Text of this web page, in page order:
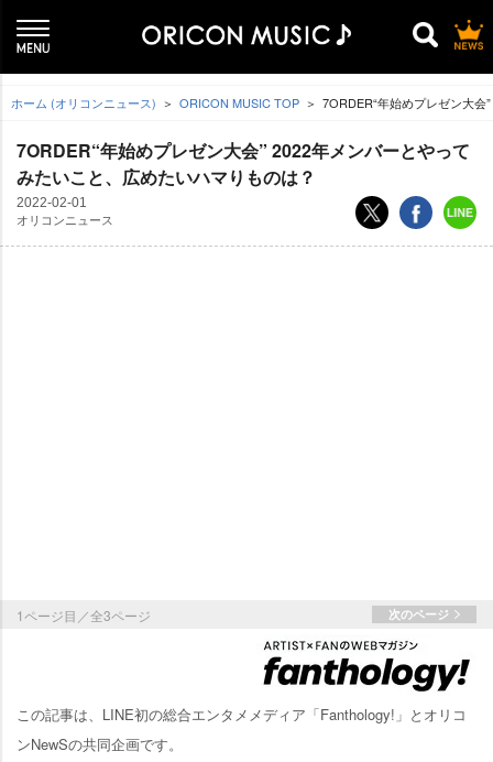
ホーム (オリコンニュース) ORICON MUSIC TOP 7ORDER“年始めプレゼン大
7ORDER“年始めプレゼン大会” 2022年メンバーとやって
みたいこと、広めたいハマりものは？
2022-02-01
オリコンニュース
1ページ目／全3ページ 次のページ
この記事は、LINE初の総合エンタメメディア「Fanthology!」とオリコ
ンNewSの共同企画です。